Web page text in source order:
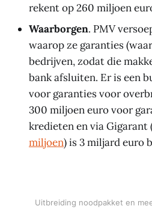
rekent op 260 miljoen
Waarborgen. PMV
waarop ze garanties
bedrijven, zodat die
bank afsluiten. Er is een
voor garanties voor
300 miljoen euro voor
kredieten en via Gigarant
miljoen) is 3 miljard euro
Uitbreiding noodpakket en